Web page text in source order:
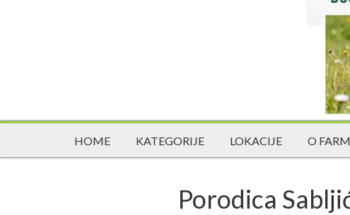
HOME KATEGORIJE LOKACIJE O
Porodica